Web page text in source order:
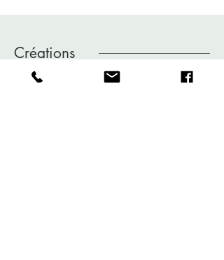
Créations
artisanales